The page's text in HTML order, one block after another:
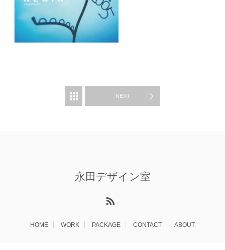
NEXT
永田デザイン室
HOME WORK PACKAGE CONTACT ABOUT